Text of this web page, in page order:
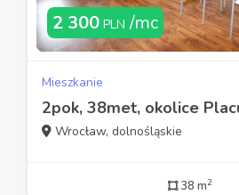
2 300 PLN /mc
Mieszkanie
Wrocław, dolnośląskie
38 m2